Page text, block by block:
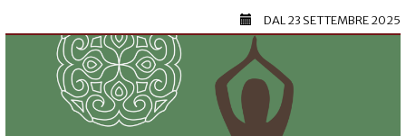
DAL23 SETTEMBRE 2025